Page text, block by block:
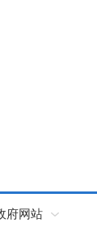
府网站